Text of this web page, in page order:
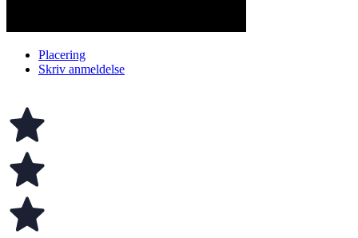
Placering
Skriv anmeldelse